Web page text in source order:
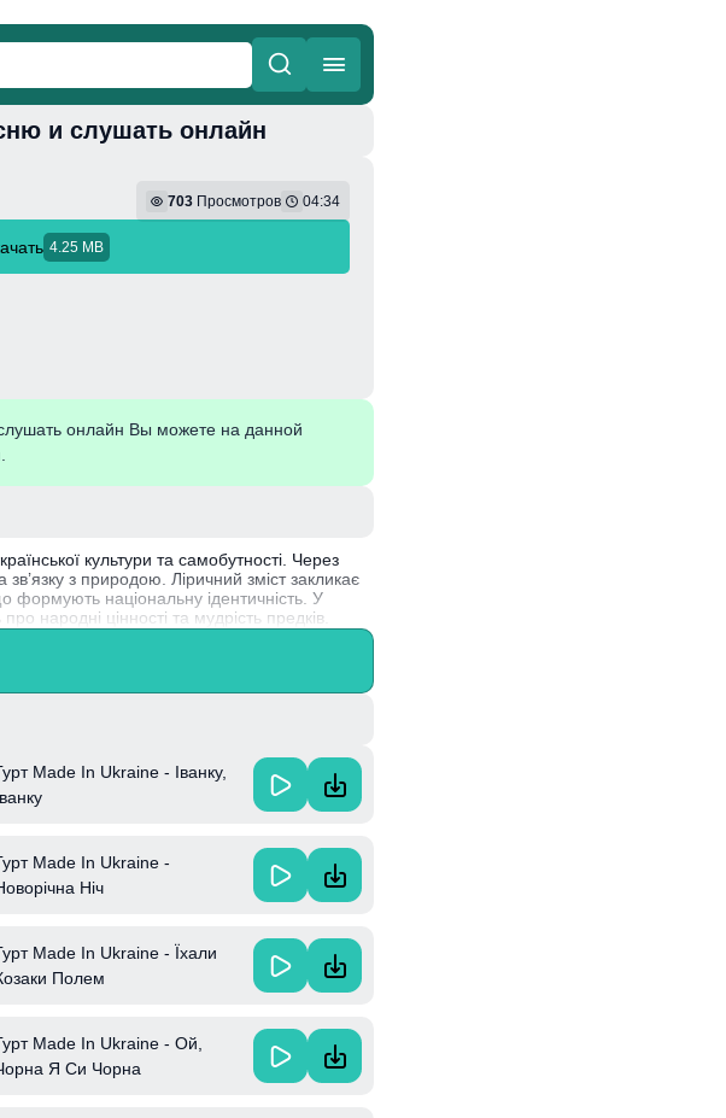
и слушать онлайн
703 Просмотров 04:34
4.25 MB
онлайн Вы можете на данной
культури та самобутності. Через
зв’язку з природою. Ліричний зміст закликає
формують національну ідентичність. У
народні цінності та мудрість предків.
культуру, і "Стожари" стали одним із їхніх
Made In Ukraine - Іванку,
Made In Ukraine -
Ніч
Made In Ukraine - Їхали
Полем
Made In Ukraine - Ой,
Я Си Чорна